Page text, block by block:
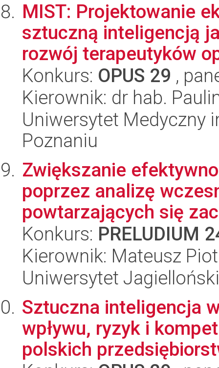
MIST: Projektowanie
sztuczną inteligencją
rozwój terapeutyków
Konkurs: OPUS 29 ,
Kierownik: dr hab.
Uniwersytet Medyczny
Poznaniu
Zwiększanie
poprzez analizę
powtarzających się
Konkurs: PRELUDIUM
Kierownik: Mateusz
Uniwersytet Jagielloński
Sztuczna inteligencja
wpływu, ryzyk i
polskich